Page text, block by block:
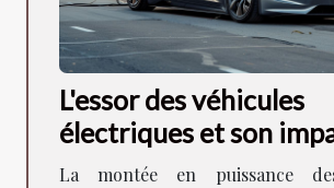
L'essor des véhicules
électriques et son
l'industrie pétrolière
La montée en puissance